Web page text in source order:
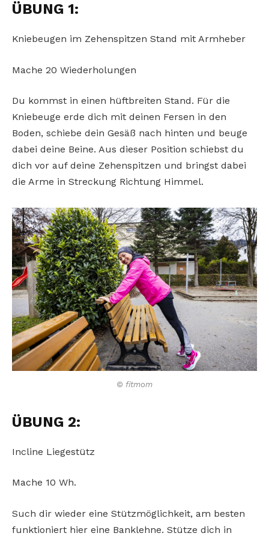
ÜBUNG 1:
Kniebeugen im Zehenspitzen Stand mit Armheber
Mache 20 Wiederholungen
Du kommst in einen hüftbreiten Stand. Für die
Kniebeuge erde dich mit deinen Fersen in den
Boden, schiebe dein Gesäß nach hinten und beuge
dabei deine Beine. Aus dieser Position schiebst du
dich vor auf deine Zehenspitzen und bringst dabei
die Arme in Streckung Richtung Himmel.
© fitmom
ÜBUNG 2:
Incline Liegestütz
Mache 10 Wh.
Such dir wieder eine Stützmöglichkeit, am besten
funktioniert hier eine Banklehne. Stütze dich in